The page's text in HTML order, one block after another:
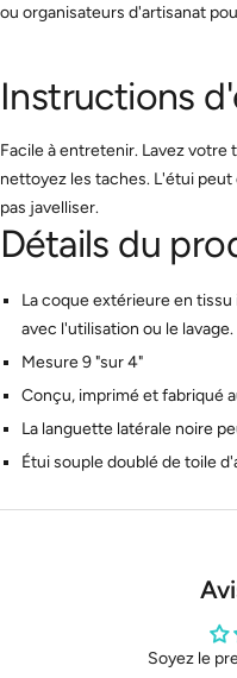
ou organisateurs d'artisanat
Instructions
Facile à entretenir. Lavez votre
nettoyez les taches. L'étui
pas javelliser.
Détails du
La coque extérieure en
avec l'utilisation ou le lavage.
Mesure 9 "sur 4"
Conçu, imprimé et fabriqué
La languette latérale noire
Étui souple doublé de toile
Soyez le